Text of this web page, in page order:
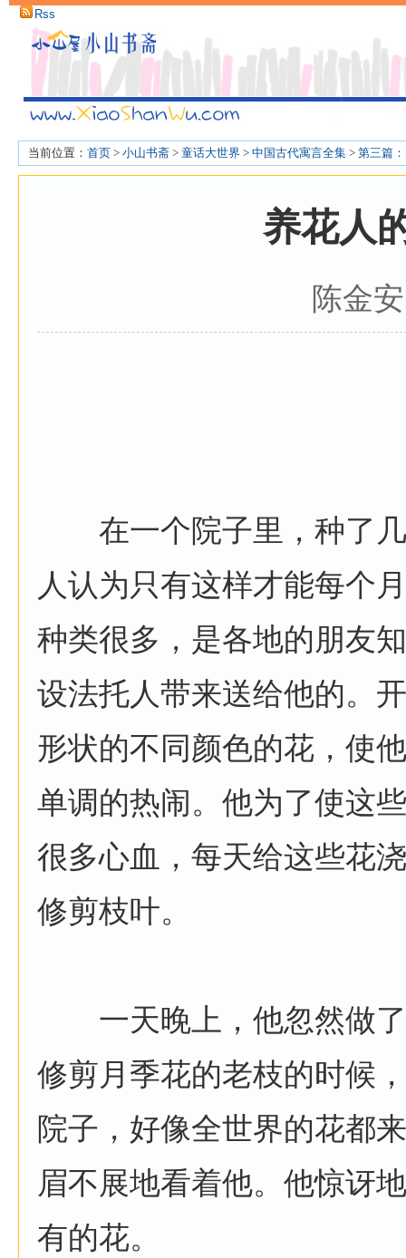
Rss
当前位置： 首页 > 小山书斋 > 童话大世界 > 中国古代寓言全集 > 第三篇
养花人
陈金安
在一个院子里，种了几
人认为只有这样才能每个
种类很多，是各地的朋友
设法托人带来送给他的。
形状的不同颜色的花，使
单调的热闹。他为了使这
很多心血，每天给这些花
修剪枝叶。
一天晚上，他忽然做了
修剪月季花的老枝的时候
院子，好像全世界的花都
眉不展地看着他。他惊讶
有的花。